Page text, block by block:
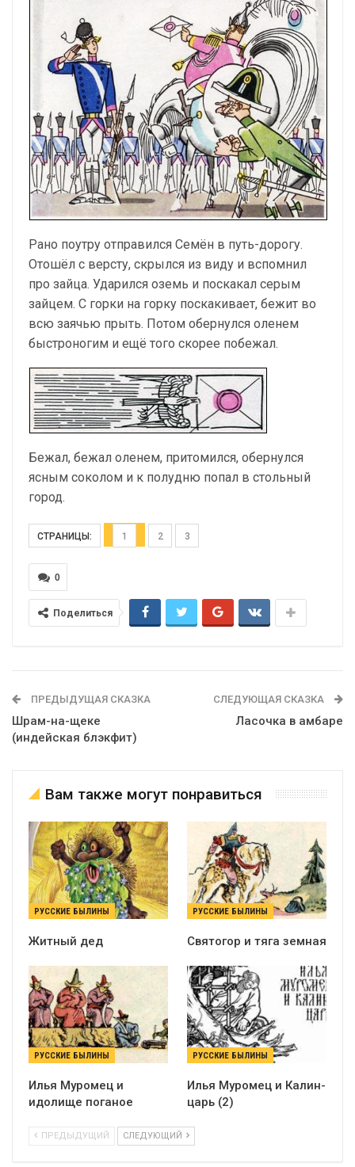
Рано поутру отправился Семён в путь-дорогу.
Отошёл с версту, скрылся из виду и вспомнил
про зайца. Ударился оземь и поскакал серым
зайцем. С горки на горку поскакивает, бежит во
всю заячью прыть. Потом обернулся оленем
быстроногим и ещё того скорее побежал.
Бежал, бежал оленем, притомился, обернулся
ясным соколом и к полудню попал в стольный
город.
СТРАНИЦЫ: 1 2 3
0
Поделиться
ПРЕДЫДУЩАЯ СКАЗКА
Шрам-на-щеке
(индейская блэкфит)
СЛЕДУЮЩАЯ СКАЗКА
Ласочка в амбаре
Вам также могут понравиться
РУССКИЕ БЫЛИНЫ
Житный дед
РУССКИЕ БЫЛИНЫ
Святогор и тяга земная
РУССКИЕ БЫЛИНЫ
Илья Муромец и
идолище поганое
РУССКИЕ БЫЛИНЫ
Илья Муромец и Калин-
царь (2)
ПРЕДЫДУЩИЙ СЛЕДУЮЩИЙ